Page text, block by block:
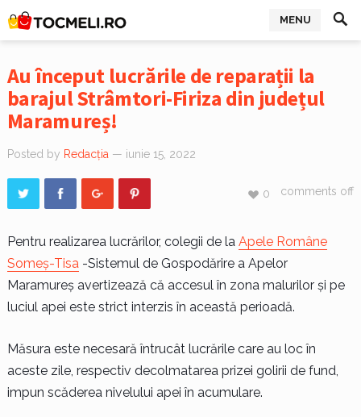
MENU
Au început lucrările de reparații la
barajul Strâmtori-Firiza din județul
Maramureș!
Posted by Redacția — iunie 15, 2022
comments off
0
Pentru realizarea lucrărilor, colegii de la Apele Române
Someș-Tisa-Sistemul de Gospodărire a Apelor
Maramureș avertizează că accesul în zona malurilor și pe
luciul apei este strict interzis în această perioadă.
Măsura este necesară întrucât lucrările care au loc în
aceste zile, respectiv decolmatarea prizei golirii de fund,
impun scăderea nivelului apei în acumulare.